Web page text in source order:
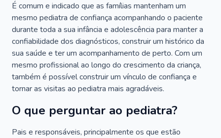
É comum e indicado que as famílias mantenham um
mesmo pediatra de confiança acompanhando o paciente
durante toda a sua infância e adolescência para manter a
confiabilidade dos diagnósticos, construir um histórico da
sua saúde e ter um acompanhamento de perto. Com um
mesmo profissional ao longo do crescimento da criança,
também é possível construir um vínculo de confiança e
tornar as visitas ao pediatra mais agradáveis.
O que perguntar ao pediatra?
Pais e responsáveis, principalmente os que estão